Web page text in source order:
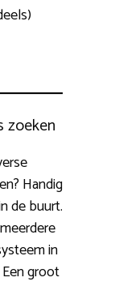
zoeken
Handig
de buurt.
in
groot